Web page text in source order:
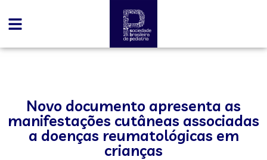
Novo documento apresenta as
manifestações cutâneas associadas
a doenças reumatológicas em
crianças